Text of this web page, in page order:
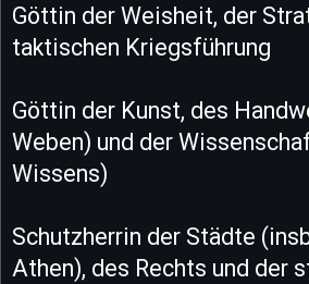
Göttin der Weisheit, der
taktischen Kriegsführung
Göttin der Kunst, des
Weben) und der
Wissens)
Schutzherrin der Städte
Athen), des Rechts und der